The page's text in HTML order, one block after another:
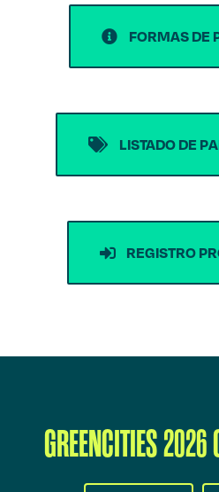
FORMAS DE
LISTADO DE
REGISTRO
GREENCITIES